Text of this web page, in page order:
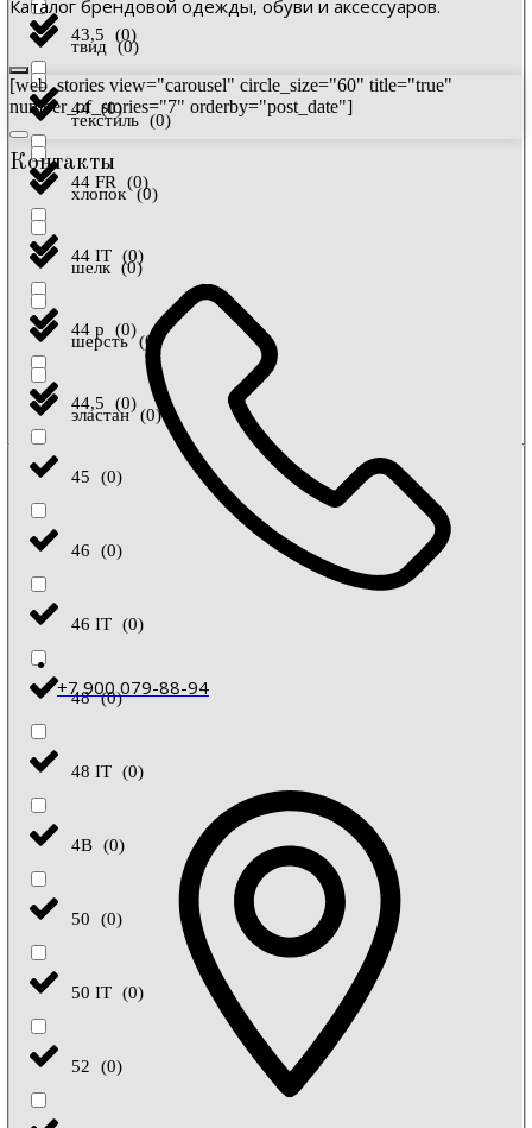
43,5 (0)
44 (0)
44 FR (0)
44 IT (0)
44 р (0)
44,5 (0)
45 (0)
46 (0)
46 IT (0)
48 (0)
48 IT (0)
4B (0)
50 (0)
50 IT (0)
52 (0)
твид (0)
текстиль (0)
хлопок (0)
шелк (0)
шерсть (0
эластан (0)
Каталог брендовой одежды, обуви и аксессуаров.
[web_stories view="carousel" circle_size="60" title="true"
number_of_stories="7" orderby="post_date"]
Контакты
+7 900 079-88-94